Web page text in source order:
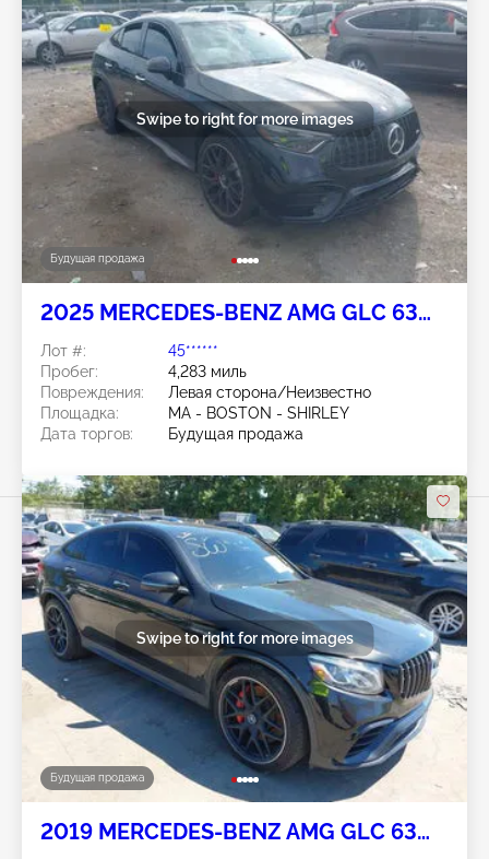
Будущая продажа
Swipe to right for more images
2025 MERCEDES-BENZ AMG GLC 63
Лот #:
45******
Пробег:
4,283 миль
Повреждения:
Левая сторона/Неизвестно
Площадка:
MA - BOSTON - SHIRLEY
Дата торгов:
Будущая продажа
Будущая продажа
Swipe to right for more images
2019 MERCEDES-BENZ AMG GLC 63